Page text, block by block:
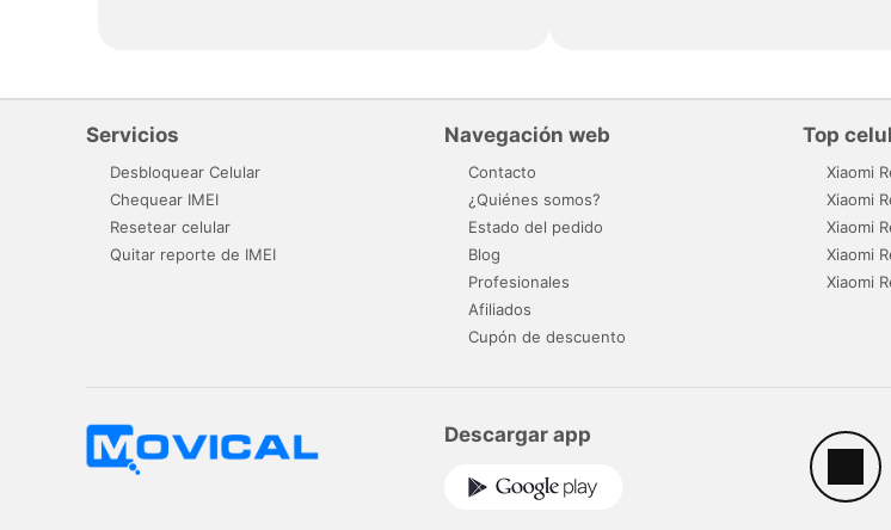
Servicios
Desbloquear Celular
Chequear IMEI
Resetear celular
Quitar reporte de IMEI
Navegación web
Contacto
¿Quiénes somos?
Estado del pedido
Blog
Profesionales
Afiliados
Cupón de descuento
Top
Xiaomi
Xiaomi
Xiaomi
Xiaomi
Xiaomi
Descargar app